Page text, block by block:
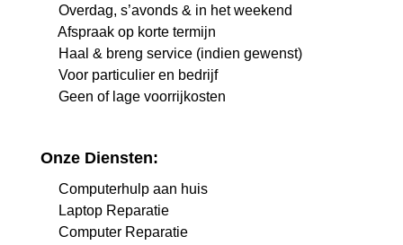
Overdag, s’avonds & in het weekend
Afspraak op korte termijn
Haal & breng service (indien gewenst)
Voor particulier en bedrijf
Geen of lage voorrijkosten
Onze Diensten:
Computerhulp aan huis
Laptop Reparatie
Computer Reparatie